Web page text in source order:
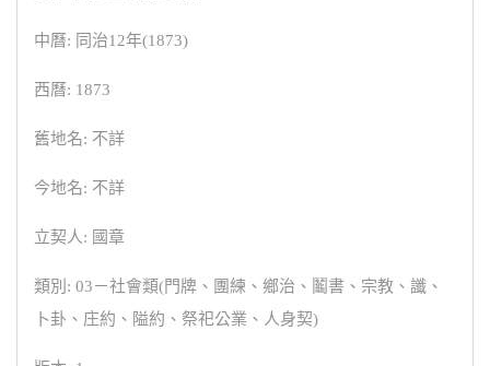
中曆: 同治12年(1873)
西曆: 1873
舊地名: 不詳
今地名: 不詳
立契人: 國章
類別: 03－社會類(門牌、團練、鄉治、鬮書、宗教、讖、
卜卦、庄約、隘約、祭祀公業、人身契)